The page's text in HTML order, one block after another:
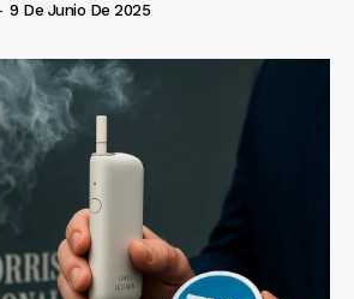
9 De Junio De 2025